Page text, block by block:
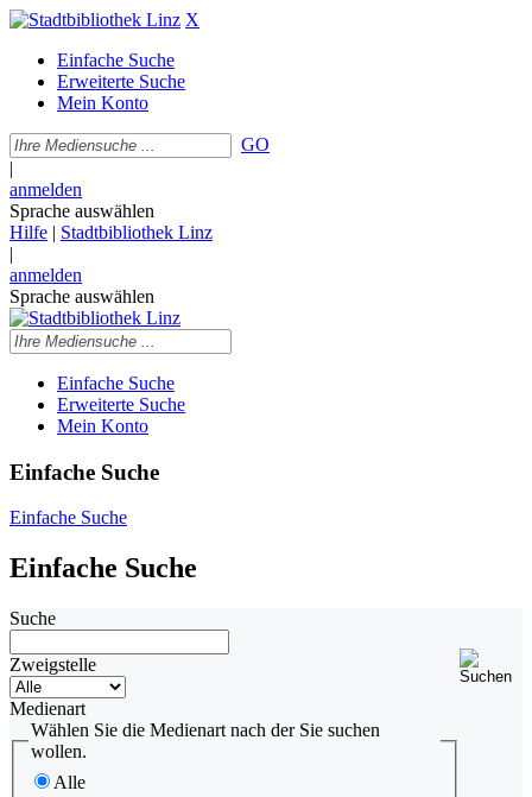
X
Einfache Suche
Erweiterte Suche
Mein Konto
GO
|
anmelden
Sprache auswählen
Hilfe | Stadtbibliothek Linz
|
anmelden
Sprache auswählen
Einfache Suche
Erweiterte Suche
Mein Konto
Einfache Suche
Einfache Suche
Einfache Suche
Suche
Zweigstelle
Medienart
Wählen Sie die Medienart nach der Sie suchen
wollen.
Alle